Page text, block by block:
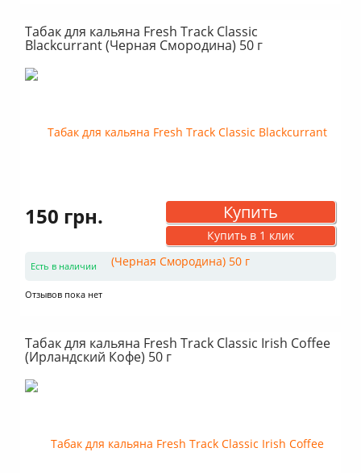
Табак для кальяна Fresh Track Classic
Blackcurrant (Черная Смородина) 50 г
150 грн. Купить
Купить в 1 клик
Есть в наличии
Отзывов пока нет
Табак для кальяна Fresh Track Classic Irish Coffee
(Ирландский Кофе) 50 г